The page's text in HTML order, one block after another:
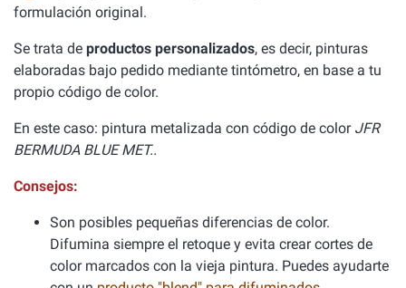
formulación original.
Se trata de productos personalizados, es decir, pinturas
elaboradas bajo pedido mediante tintómetro, en base a tu
propio código de color.
En este caso: pintura metalizada con código de color JFR
BERMUDA BLUE MET..
Consejos:
Son posibles pequeñas diferencias de color.
Difumina siempre el retoque y evita crear cortes de
color marcados con la vieja pintura. Puedes ayudarte